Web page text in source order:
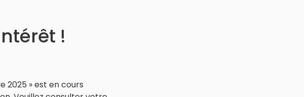
!
2025 » est en cours